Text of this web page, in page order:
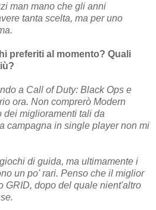
man mano che gli anni
tanta scelta, ma per uno
preferiti al momento? Quali
a Call of Duty: Black Ops e
ora. Non comprerò Modern
dei miglioramenti tali da
campagna in single player non mi
di guida, ma ultimamente i
un po' rari. Penso che il miglior
GRID, dopo del quale nient'altro